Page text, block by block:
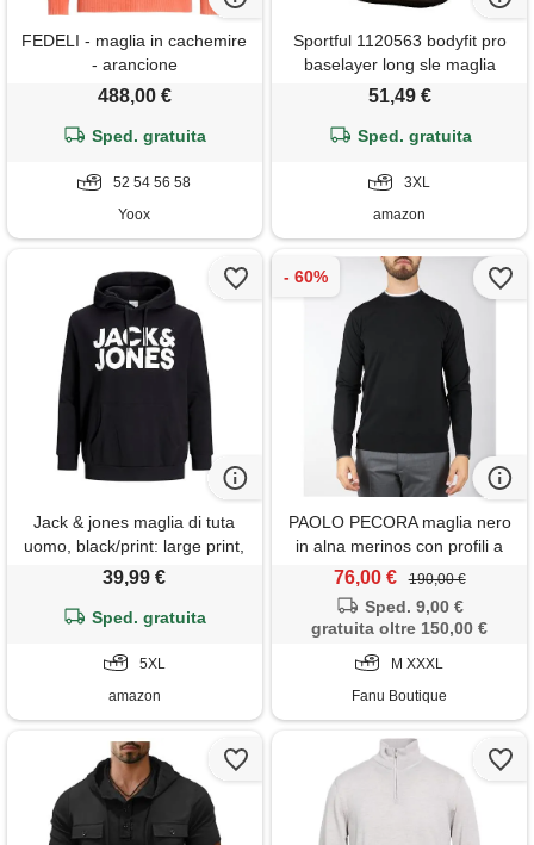
FEDELI - maglia in cachemire
- arancione
488,00 €
Sped. gratuita
52 54 56 58
Yoox
Sportful 1120563 bodyfit pro
baselayer long sle maglia
lunga uomo black 3xl
51,49 €
Sped. gratuita
3XL
amazon
Jack & jones maglia di tuta
uomo, black/print: large print,
5xl
39,99 €
Sped. gratuita
5XL
amazon
PAOLO PECORA maglia nero
in alna merinos con profili a
contrasto
76,00 € 190,00 €
Sped. 9,00 €
gratuita oltre 150,00 €
M XXXL
Fanu Boutique